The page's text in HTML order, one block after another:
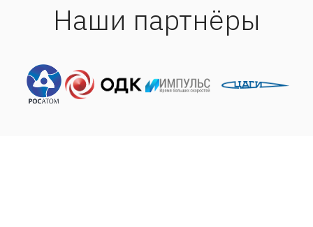
Наши партнёры